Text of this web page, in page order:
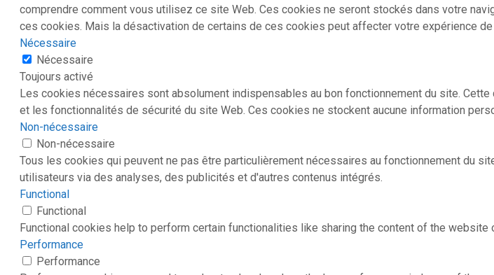
comprendre comment vous utilisez ce site Web. Ces cookies ne seront stockés dans votre
ces cookies. Mais la désactivation de certains de ces cookies peut affecter votre expérience de
Nécessaire
Nécessaire
Toujours activé
Les cookies nécessaires sont absolument indispensables au bon fonctionnement du site.
et les fonctionnalités de sécurité du site Web. Ces cookies ne stockent aucune information
Non-nécessaire
Non-nécessaire
Tous les cookies qui peuvent ne pas être particulièrement nécessaires au fonctionnement du
utilisateurs via des analyses, des publicités et d'autres contenus intégrés.
Functional
Functional
Functional cookies help to perform certain functionalities like sharing the content of the
Performance
Performance